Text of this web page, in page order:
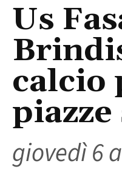
Us
calcio
giovedì 6